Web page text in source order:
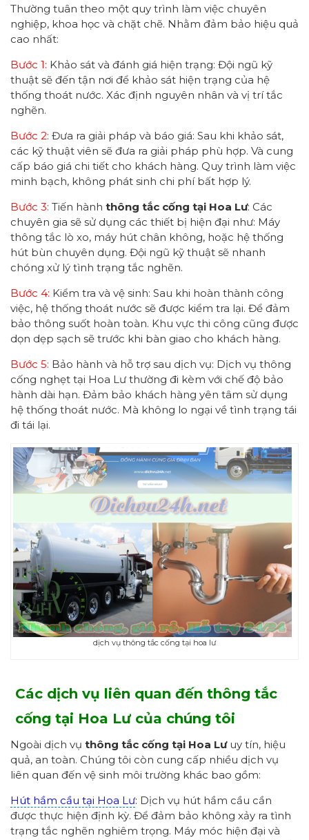
Thường tuân theo một quy trình làm việc chuyên
nghiệp, khoa học và chặt chẽ. Nhằm đảm bảo hiệu quả
cao nhất:
Bước 1: Khảo sát và đánh giá hiện trạng: Đội ngũ kỹ
thuật sẽ đến tận nơi để khảo sát hiện trạng của hệ
thống thoát nước. Xác định nguyên nhân và vị trí tắc
nghẽn.
Bước 2: Đưa ra giải pháp và báo giá: Sau khi khảo sát,
các kỹ thuật viên sẽ đưa ra giải pháp phù hợp. Và cung
cấp báo giá chi tiết cho khách hàng. Quy trình làm việc
minh bạch, không phát sinh chi phí bất hợp lý.
Bước 3: Tiến hành thông tắc cống tại Hoa Lư: Các
chuyên gia sẽ sử dụng các thiết bị hiện đại như: Máy
thông tắc lò xo, máy hút chân không, hoặc hệ thống
hút bùn chuyên dụng. Đội ngũ kỹ thuật sẽ nhanh
chóng xử lý tình trạng tắc nghẽn.
Bước 4: Kiểm tra và vệ sinh: Sau khi hoàn thành công
việc, hệ thống thoát nước sẽ được kiểm tra lại. Để đảm
bảo thông suốt hoàn toàn. Khu vực thi công cũng được
dọn dẹp sạch sẽ trước khi bàn giao cho khách hàng.
Bước 5: Bảo hành và hỗ trợ sau dịch vụ: Dịch vụ thông
cống nghẹt tại Hoa Lư thường đi kèm với chế độ bảo
hành dài hạn. Đảm bảo khách hàng yên tâm sử dụng
hệ thống thoát nước. Mà không lo ngại về tình trạng tái
đi tái lại.
dịch vụ thông tắc cống tại hoa lư
Các dịch vụ liên quan đến thông tắc
cống tại Hoa Lư của chúng tôi
Ngoài dịch vụ thông tắc cống tại Hoa Lưuy tín, hiệu
quả, an toàn. Chúng tôi còn cung cấp nhiều dịch vụ
liên quan đến vệ sinh môi trường khác bao gồm:
Hút hầm cầu tại Hoa Lư: Dịch vụ hút hầm cầu cần
được thực hiện định kỳ. Để đảm bảo không xảy ra tình
trạng tắc nghẽn nghiêm trọng. Máy móc hiện đại và